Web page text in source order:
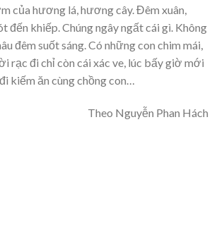
của hương lá, hương cây. Đêm xuân,
đến khiếp. Chúng ngây ngất cái gì. Không
đêm suốt sáng. Có những con chim mái,
rạc đi chỉ còn cái xác ve, lúc bấy giờ mới
kiếm ăn cùng chồng con…
Theo Nguyễn Phan Hách